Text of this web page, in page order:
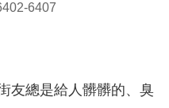
6407
友總是給人髒髒的、臭